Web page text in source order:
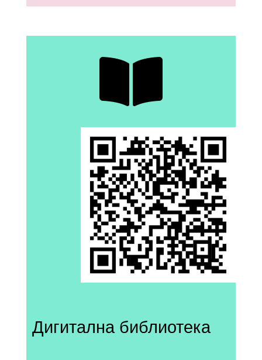

Дигитална библиотека